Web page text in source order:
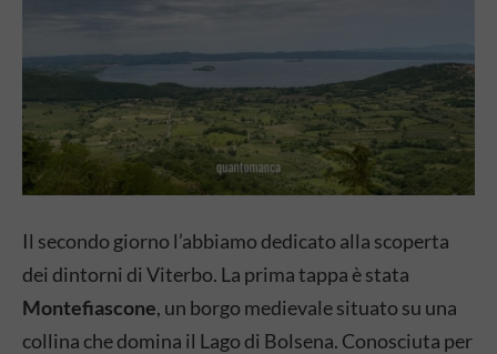
Il secondo giorno l’abbiamo dedicato alla scoperta
dei dintorni di Viterbo. La prima tappa è stata
Montefiascone, un borgo medievale situato su una
collina che domina il Lago di Bolsena. Conosciuta per